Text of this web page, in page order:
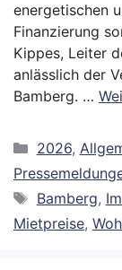
energetischen
Finanzierung
Kippes, Leiter
anlässlich der
Bamberg. …
Kategorien
2026,
Bamberg,
Mietpreise,